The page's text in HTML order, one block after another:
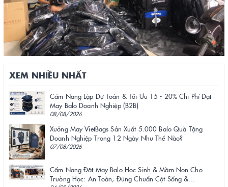
XEM NHIỀU NHẤT
Cẩm Nang Lập Dự Toán & Tối Ưu 15 - 20% Chi Phí Đặt
May Balo Doanh Nghiệp (B2B)
08/08/2026
Xưởng May VietBags Sản Xuất 5.000 Balo Quà Tặng
Doanh Nghiệp Trong 12 Ngày Như Thế Nào?
07/08/2026
Cẩm Nang Đặt May Balo Học Sinh & Mầm Non Cho
Trường Học: An Toàn, Đúng Chuẩn Cột Sống &...